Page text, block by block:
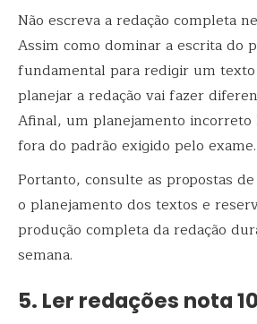
Não escreva a redação completa
Assim como dominar a escrita do
fundamental para redigir um
planejar a redação vai fazer
Afinal, um planejamento
fora do padrão exigido pelo exame.
Portanto, consulte as propostas
o planejamento dos textos e
produção completa da redação
semana.
5. Ler redações nota